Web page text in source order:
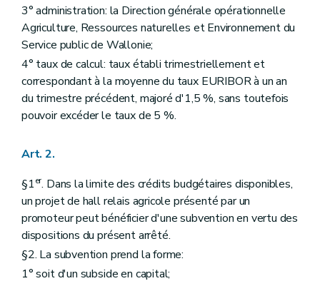
3° administration: la Direction générale opérationnelle
Agriculture, Ressources naturelles et Environnement du
Service public de Wallonie;
4° taux de calcul: taux établi trimestriellement et
correspondant à la moyenne du taux EURIBOR à un an
du trimestre précédent, majoré d'1,5 %, sans toutefois
pouvoir excéder le taux de 5 %.
Art. 2.
§1er. Dans la limite des crédits budgétaires disponibles,
un projet de hall relais agricole présenté par un
promoteur peut bénéficier d'une subvention en vertu des
dispositions du présent arrêté.
§2. La subvention prend la forme:
1° soit d'un subside en capital;